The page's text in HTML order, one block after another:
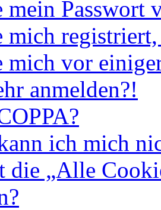
mein Passwort
mich
mich vor
anmelden?!
ich mich
die „Alle